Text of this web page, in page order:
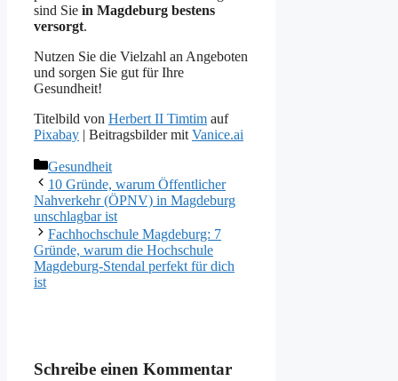
sind Sie in Magdeburg bestens
versorgt.
Nutzen Sie die Vielzahl an Angeboten
und sorgen Sie gut für Ihre
Gesundheit!
Titelbild von Herbert II Timtim auf
Pixabay | Beitragsbilder mit Vanice.ai
Kategorien
Gesundheit
10 Gründe, warum Öffentlicher
Nahverkehr (ÖPNV) in Magdeburg
unschlagbar ist
Fachhochschule Magdeburg: 7
Gründe, warum die Hochschule
Magdeburg-Stendal perfekt für dich
ist
Schreibe einen Kommentar